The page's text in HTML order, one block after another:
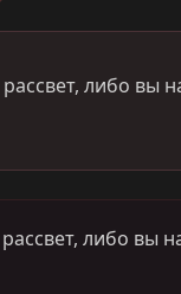
либо вы
либо вы